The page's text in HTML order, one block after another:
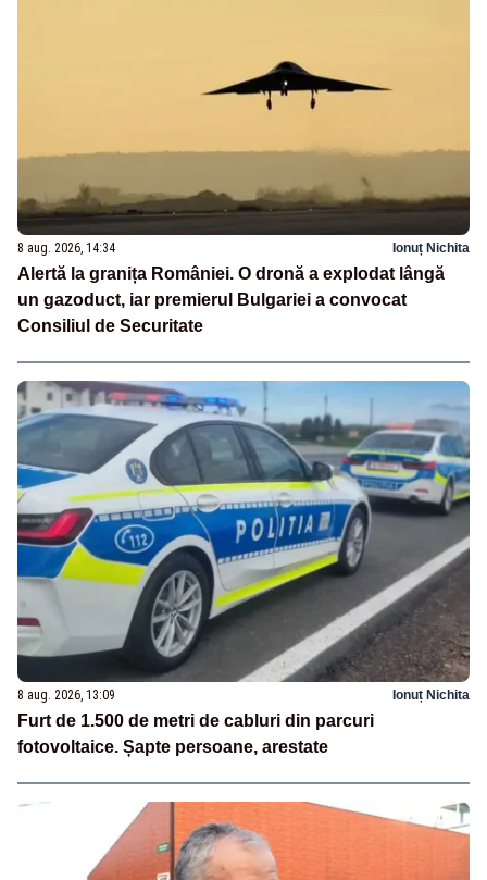
8 aug. 2026, 14:34 Ionuț Nichita
Alertă la granița României. O dronă a explodat lângă
un gazoduct, iar premierul Bulgariei a convocat
Consiliul de Securitate
8 aug. 2026, 13:09 Ionuț Nichita
Furt de 1.500 de metri de cabluri din parcuri
fotovoltaice. Șapte persoane, arestate